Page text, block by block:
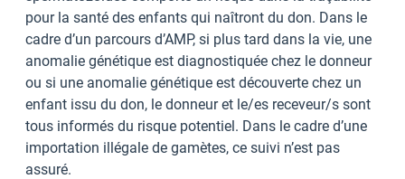
pour la santé des enfants qui naîtront du don. Dans le
cadre d’un parcours d’AMP, si plus tard dans la vie, une
anomalie génétique est diagnostiquée chez le donneur
ou si une anomalie génétique est découverte chez un
enfant issu du don, le donneur et le/es receveur/s sont
tous informés du risque potentiel. Dans le cadre d’une
importation illégale de gamètes, ce suivi n’est pas
assuré.